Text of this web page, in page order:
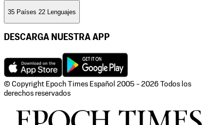
35 Países 22 Lenguajes
DESCARGA NUESTRA APP
© Copyright Epoch Times Español 2005 - 2026 Todos los
derechos reservados